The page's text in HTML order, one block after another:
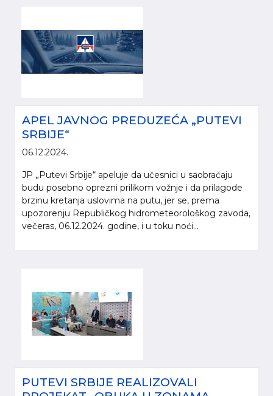
APEL JAVNOG PREDUZEĆA „PUTEVI
SRBIJE“
06.12.2024.
JP „Putevi Srbije“ apeluje da učesnici u saobraćaju
budu posebno oprezni prilikom vožnje i da prilagode
brzinu kretanja uslovima na putu, jer se, prema
upozorenju Republičkog hidrometeorološkog zavoda,
večeras, 06.12.2024. godine, i u toku noći...
PUTEVI SRBIJE REALIZOVALI